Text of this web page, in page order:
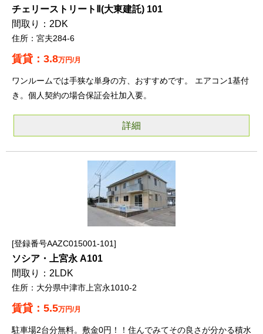
チェリーストリートⅡ(大東建託) 101
2DK
宮夫284-6
3.8万円/月
ワンルームでは手狭な単身の方、おすすめです。 エアコン1基付
き。個人契約の場合保証会社加入要。
詳細
登録番号AAZC015001-101
ソシア・上宮永 A101
2LDK
大分県中津市上宮永1010-2
5.5万円/月
駐車場2台分無料。敷金0円！！住んでみてその良さが分かる積水